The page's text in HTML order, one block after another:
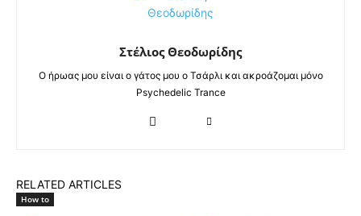
Στέλιος Θεοδωρίδης
Ο ήρωας μου είναι ο γάτος μου ο Τσάρλι και ακροάζομαι μόνο
Psychedelic Trance
RELATED ARTICLES
How to